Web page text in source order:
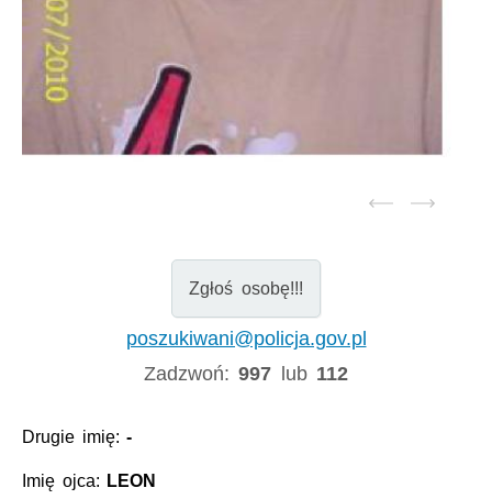
Zgłoś osobę!!!
poszukiwani@policja.gov.pl
Zadzwoń:997 lub 112
Drugie imię:-
Imię ojca: LEON